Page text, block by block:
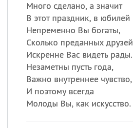
Много сделано, а значит
В этот праздник, в юбилей
Непременно Вы богаты,
Сколько преданных друзей
Искренне Вас видеть рады.
Незаметны пусть года,
Важно внутреннее чувство,
И поэтому всегда
Молоды Вы, как искусство.